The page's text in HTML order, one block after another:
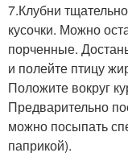
7.Клубни
кусочки. Можно
порченные.
и полейте птицу
Положите вокруг
Предварительно
можно посыпать
паприкой).